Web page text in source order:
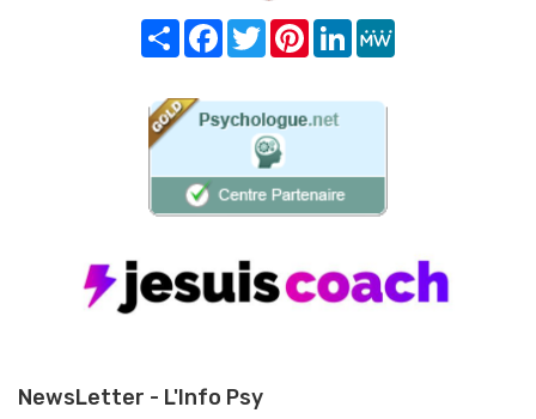
Share FacebookTwitterPinterest
LinkedIn
NewsLetter - L'Info Psy